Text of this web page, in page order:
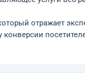
отражает
конверсии